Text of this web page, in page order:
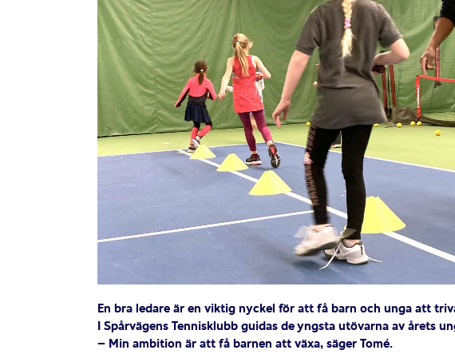
En bra ledare är en viktig nyckel för att få barn och unga att
I Spårvägens Tennisklubb guidas de yngsta utövarna av årets
– Min ambition är att få barnen att växa, säger Tomé.